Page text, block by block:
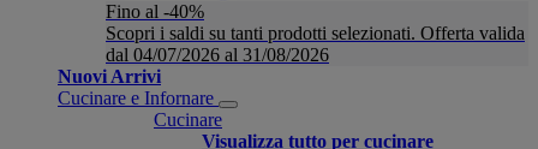
Fino al -40%
Scopri i saldi su tanti prodotti selezionati. Offerta valida
dal 04/07/2026 al 31/08/2026
Nuovi Arrivi
Cucinare e Infornare
Cucinare
Visualizza tutto per cucinare